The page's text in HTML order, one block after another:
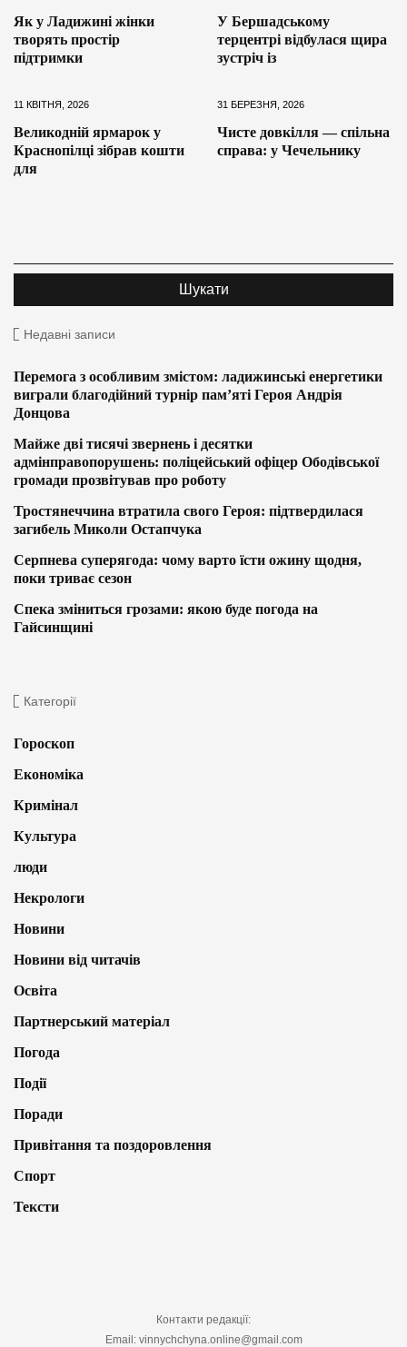
Як у Ладижині жінки
творять простір
підтримки
У Бершадському
терцентрі відбулася щира
зустріч із
11 КВІТНЯ, 2026
Великодній ярмарок у
Краснопілці зібрав кошти
для
31 БЕРЕЗНЯ, 2026
Чисте довкілля — спільна
справа: у Чечельнику
Недавні записи
Перемога з особливим змістом: ладижинські енергетики
виграли благодійний турнір пам’яті Героя Андрія
Донцова
Майже дві тисячі звернень і десятки
адмінправопорушень: поліцейський офіцер Ободівської
громади прозвітував про роботу
Тростянеччина втратила свого Героя: підтвердилася
загибель Миколи Остапчука
Серпнева суперягода: чому варто їсти ожину щодня,
поки триває сезон
Спека зміниться грозами: якою буде погода на
Гайсинщині
Категорії
Гороскоп
Економіка
Кримінал
Культура
люди
Некрологи
Новини
Новини від читачів
Освіта
Партнерський матеріал
Погода
Події
Поради
Привітання та поздоровлення
Спорт
Тексти
Контакти редакції:
Email: vinnychchyna.online@gmail.com